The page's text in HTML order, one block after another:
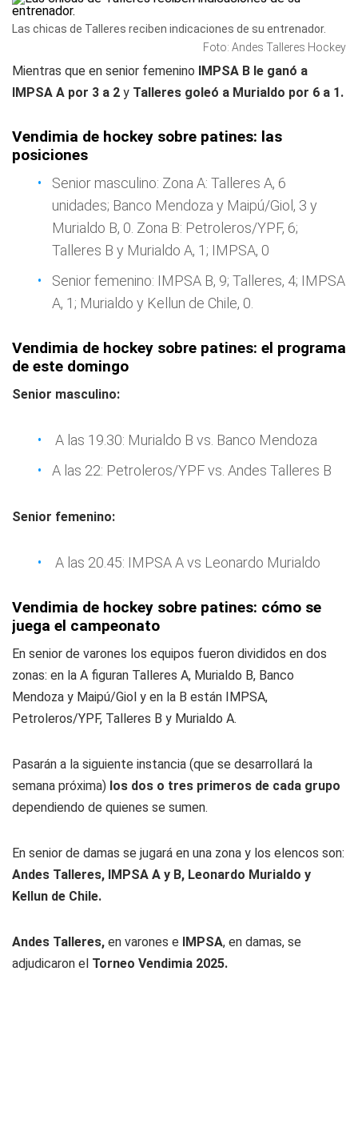
Las chicas de Talleres reciben indicaciones de su entrenador.
Foto: Andes Talleres Hockey
Mientras que en senior femenino IMPSA B le ganó a
IMPSA A por 3 a 2 y Talleres goleó a Murialdo por 6 a 1.
Vendimia de hockey sobre patines: las
posiciones
Senior masculino: Zona A: Talleres A, 6
unidades; Banco Mendoza y Maipú/Giol, 3 y
Murialdo B, 0. Zona B: Petroleros/YPF, 6;
Talleres B y Murialdo A, 1; IMPSA, 0
Senior femenino: IMPSA B, 9; Talleres, 4; IMPSA
A, 1; Murialdo y Kellun de Chile, 0.
Vendimia de hockey sobre patines: el programa
de este domingo
Senior masculino:
A las 19.30: Murialdo B vs. Banco Mendoza
A las 22: Petroleros/YPF vs. Andes Talleres B
Senior femenino:
A las 20.45: IMPSA A vs Leonardo Murialdo
Vendimia de hockey sobre patines: cómo se
juega el campeonato
En senior de varones los equipos fueron divididos en dos
zonas: en la A figuran Talleres A, Murialdo B, Banco
Mendoza y Maipú/Giol y en la B están IMPSA,
Petroleros/YPF, Talleres B y Murialdo A.
Pasarán a la siguiente instancia (que se desarrollará la
semana próxima) los dos o tres primeros de cada grupo
dependiendo de quienes se sumen.
En senior de damas se jugará en una zona y los elencos son:
Andes Talleres, IMPSA A y B, Leonardo Murialdo y
Kellun de Chile.
Andes Talleres, en varones e IMPSA, en damas, se
adjudicaron el Torneo Vendimia 2025.